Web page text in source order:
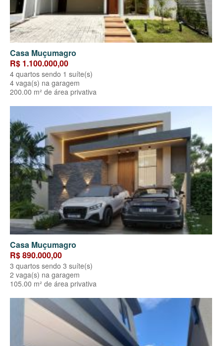
Casa Muçumagro
R$ 1.100.000,00
4 quartos sendo 1 suíte(s)
4 vaga(s) na garagem
200.00 m² de área privativa
Casa Muçumagro
R$ 890.000,00
3 quartos sendo 3 suíte(s)
2 vaga(s) na garagem
105.00 m² de área privativa